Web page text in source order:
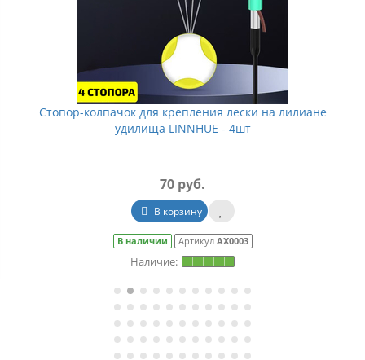
Стопор-колпачок для крепления лески на лилиане
удилища LINNHUE - 4шт
70 руб.
В корзину
В наличии Артикул АХ0003